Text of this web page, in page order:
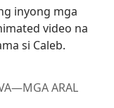
inyong mga
video na
si Caleb.
ARAL